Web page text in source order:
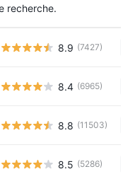
recherche.
8.9 (7427)
8.4 (6965)
8.8 (11503)
8.5 (5286)